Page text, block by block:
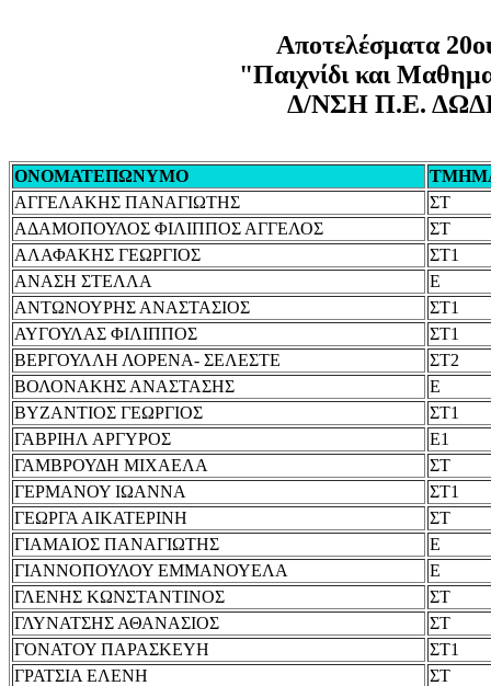
Αποτελέσματα
"Παιχνίδι και
Δ/ΝΣΗ Π.Ε.
ΟΝΟΜΑΤΕΠΩΝΥΜΟ
ΑΓΓΕΛΑΚΗΣ ΠΑΝΑΓΙΩΤΗΣ
ΣΤ
ΑΔΑΜΟΠΟΥΛΟΣ ΦΙΛΙΠΠΟΣ ΑΓΓΕΛΟΣ
ΣΤ
ΑΛΑΦΑΚΗΣ ΓΕΩΡΓΙΟΣ
ΣΤ1
ΑΝΑΣΗ ΣΤΕΛΛΑ
Ε
ΑΝΤΩΝΟΥΡΗΣ ΑΝΑΣΤΑΣΙΟΣ
ΣΤ1
ΑΥΓΟΥΛΑΣ ΦΙΛΙΠΠΟΣ
ΣΤ1
ΒΕΡΓΟΥΛΛΗ ΛΟΡΕΝΑ- ΣΕΛΕΣΤΕ
ΣΤ2
ΒΟΛΟΝΑΚΗΣ ΑΝΑΣΤΑΣΗΣ
Ε
ΒΥΖΑΝΤΙΟΣ ΓΕΩΡΓΙΟΣ
ΣΤ1
ΓΑΒΡΙΗΛ ΑΡΓΥΡΟΣ
Ε1
ΓΑΜΒΡΟΥΔΗ ΜΙΧΑΕΛΑ
ΣΤ
ΓΕΡΜΑΝΟΥ ΙΩΑΝΝΑ
ΣΤ1
ΓΕΩΡΓΑ ΑΙΚΑΤΕΡΙΝΗ
ΣΤ
ΓΙΑΜΑΙΟΣ ΠΑΝΑΓΙΩΤΗΣ
Ε
ΓΙΑΝΝΟΠΟΥΛΟΥ ΕΜΜΑΝΟΥΕΛΑ
Ε
ΓΛΕΝΗΣ ΚΩΝΣΤΑΝΤΙΝΟΣ
ΣΤ
ΓΛΥΝΑΤΣΗΣ ΑΘΑΝΑΣΙΟΣ
ΣΤ
ΓΟΝΑΤΟΥ ΠΑΡΑΣΚΕΥΗ
ΣΤ1
ΓΡΑΤΣΙΑ ΕΛΕΝΗ
ΣΤ